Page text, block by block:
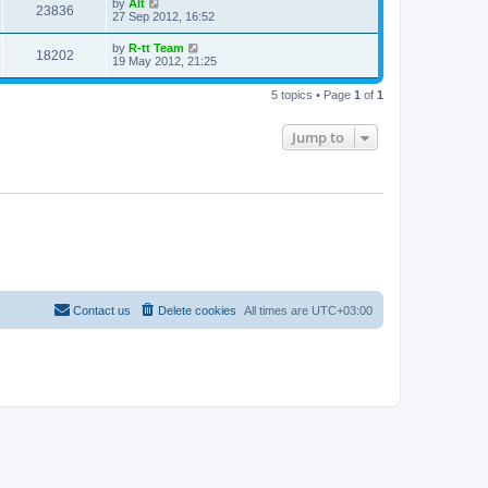
s
t
w
s
p
o
s
t
23836V
i
a
t
p
o
s
by Alt
27 Sep 2012, 16:52
18202V
i
L
a
t
by R-tt Team
19 May 2012, 21:25
5 topics • Page 1 of 1
Jump to
All times are UTC+03:00
Delete cookies
Contact us